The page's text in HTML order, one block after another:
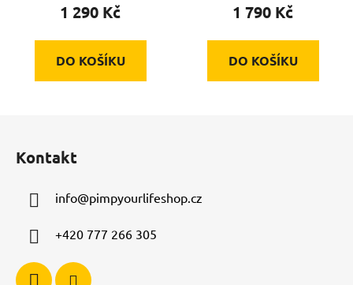
1 290 Kč
DO KOŠÍKU
1 790 Kč
DO KOŠÍKU
Kontakt
info@pimpyourlifeshop.cz
+420 777 266 305